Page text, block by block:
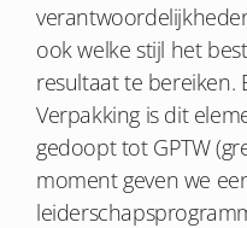
ook welke stijl het
resultaat te bereiken.
Verpakking is dit
gedoopt tot GPTW
moment geven we